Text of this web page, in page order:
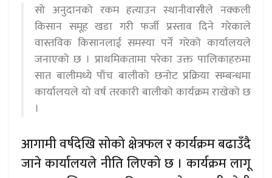
सो अनुदानको रकम हत्याउन स्थानीवासीले नक्कली
किसान समूह खडा गरी फर्जी प्रस्ताव दिने गरेकाले
वास्तविक किसानलाई समस्या पर्ने गरेको कार्यालयले
जनाएको छ । प्राथमिकतामा परेका उक्त पालिकाहरुमा
सात बालीमध्ये पाँच बालीको छनोट प्रक्रिया सम्बन्धमा
कार्यालयले यो वर्ष तरकारी बालीको कार्यक्रम राखेको छ
।
आगामी वर्षदेखि सोको क्षेत्रफल र कार्यक्रम बढाउँदै
जाने कार्यालयले नीति लिएको छ । कार्यक्रम लागू